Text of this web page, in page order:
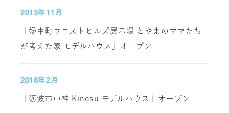
2013年11月
「婦中町ウエストヒルズ展示場 とやまのママたち
が考えた家 モデルハウス」オープン
2018年2月
「砺波市中神 Kinosu モデルハウス」オープン